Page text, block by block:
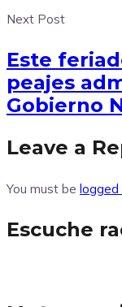
Next Post
Este
peajes
Gobierno
Leave a
You must be logged
Escuche